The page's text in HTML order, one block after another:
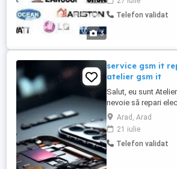
3
ani.
Telefon validat
service gsm it
atelier gsm it
Salut, eu sunt
nevoie să repari
(telefoane mobile,
unități centrale,
alte servicii:
xerox mă găsești la
Arad, Arad
21 iulie
Telefon validat